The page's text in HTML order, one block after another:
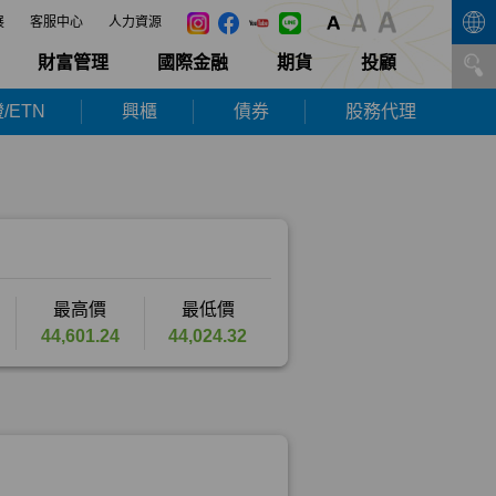
客服中心 人力資源
財富管理 國際金融 期貨 投顧
ETN 興櫃 債券 股務代理